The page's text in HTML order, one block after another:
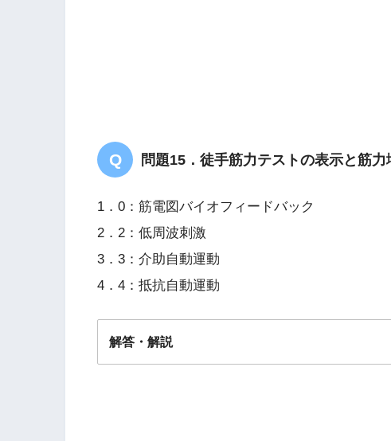
問題15．徒手筋力テストの表示と筋
1．0：筋電図バイオフィードバック
2．2：低周波刺激
3．3：介助自動運動
4．4：抵抗自動運動
解答・解説